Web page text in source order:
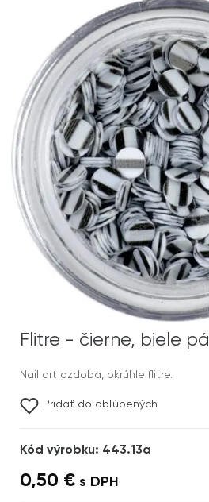
Flitre - čierne, biele
Nail art ozdoba, okrúhle flitre.
Pridať do obľúbených
Kód výrobku: 443.13a
0,50 € s DPH